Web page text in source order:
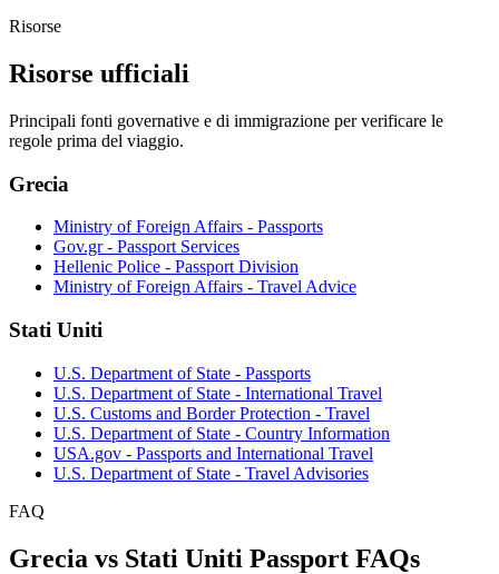
Risorse
Risorse ufficiali
Principali fonti governative e di immigrazione per verificare le
regole prima del viaggio.
Grecia
Ministry of Foreign Affairs - Passports
Gov.gr - Passport Services
Hellenic Police - Passport Division
Ministry of Foreign Affairs - Travel Advice
Stati Uniti
U.S. Department of State - Passports
U.S. Department of State - International Travel
U.S. Customs and Border Protection - Travel
U.S. Department of State - Country Information
USA.gov - Passports and International Travel
U.S. Department of State - Travel Advisories
FAQ
Grecia vs Stati Uniti Passport FAQs